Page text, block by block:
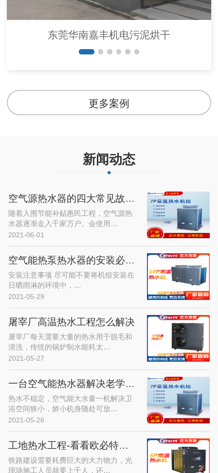
东莞华南嘉丰机电污泥烘干
更多案例
新闻动态
空气源热水器的四大常见故障及解决…
随着入围节能补贴惠民工程，空气源热
水器逐渐走入千家万户。会使用…
2021-06-01
空气能热泵热水器的安装必须注意的…
安装注意事项 尽可能不要将机组安装在
日晒雨淋的环境中，…
2021-05-29
屠宰厂高温热水工程怎么解决
屠宰厂每天需要大量的热水用于脱毛和
清洗，传统的锅炉制水能耗太…
2021-05-27
一台空气能热水器解决老学区房热水…
热水不稳定，空气能大水量一机解决卫
浴空间狭小，娇小机身随处可放…
2021-05-26
工地热水工程-看看欧必特空气能热…
铁路建设需要耗费巨大的大力物力，光
现场施工人员就要上千人，还…